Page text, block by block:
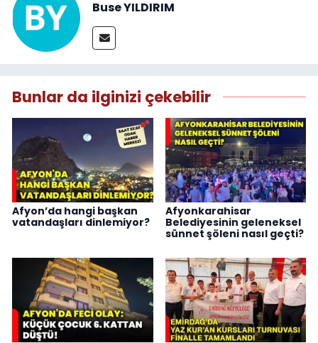
Buse YILDIRIM
Bunlar da ilginizi çekebilir
Afyon’da hangi başkan
vatandaşları dinlemiyor?
Afyonkarahisar
Belediyesinin geleneksel
sünnet şöleni nasıl geçti?